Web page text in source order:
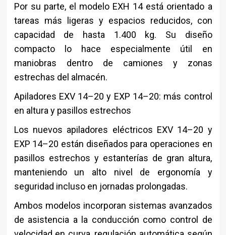
Por su parte, el modelo EXH 14 está orientado a
tareas más ligeras y espacios reducidos, con
capacidad de hasta 1.400 kg. Su diseño
compacto lo hace especialmente útil en
maniobras dentro de camiones y zonas
estrechas del almacén.
Apiladores EXV 14–20 y EXP 14–20: más control
en altura y pasillos estrechos
Los nuevos apiladores eléctricos EXV 14–20 y
EXP 14–20 están diseñados para operaciones en
pasillos estrechos y estanterías de gran altura,
manteniendo un alto nivel de ergonomía y
seguridad incluso en jornadas prolongadas.
Ambos modelos incorporan sistemas avanzados
de asistencia a la conducción como control de